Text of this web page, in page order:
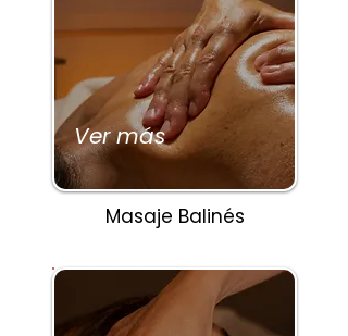
Ver más
Masaje Balinés